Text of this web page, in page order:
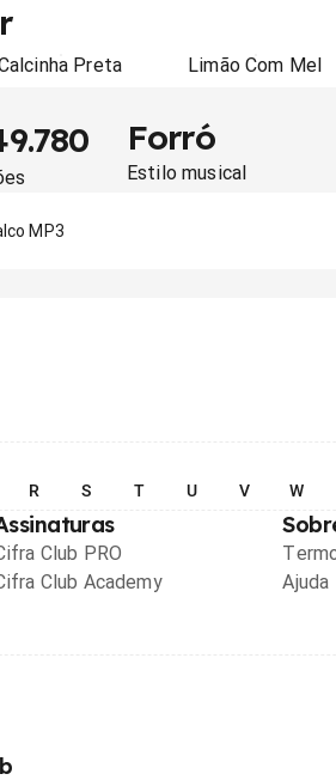
Preta Limão Com Mel
Forró
Estilo musical
MP3
R S T U V W
Club PRO
Club Academy
Ajuda